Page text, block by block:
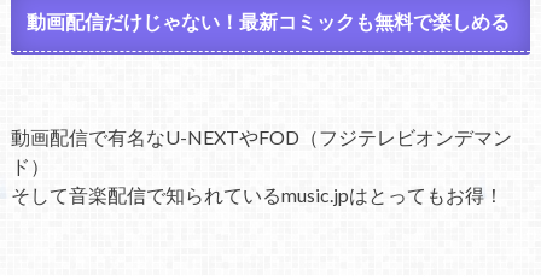
動画配信だけじゃない！最新コミックも無料で楽しめる
動画配信で有名なU-NEXTやFOD（フジテレビオンデマン
ド）
そして音楽配信で知られているmusic.jpはとってもお得！